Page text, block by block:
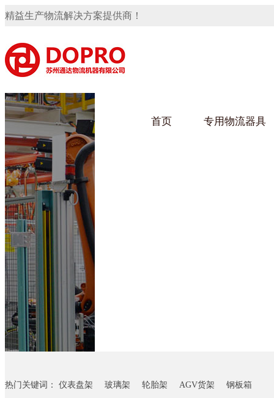
精益生产物流解决方案提供商！
首页 专用物流器具
91免费观看视频架
变速箱托盘
发动机料架
仪表盘料架
消声器料架
手推车
气瓶料架
隐藏式马桶水箱支架
汽车行业
热门关键词： 仪表盘架 玻璃架 轮胎架 AGV货架 钢板箱